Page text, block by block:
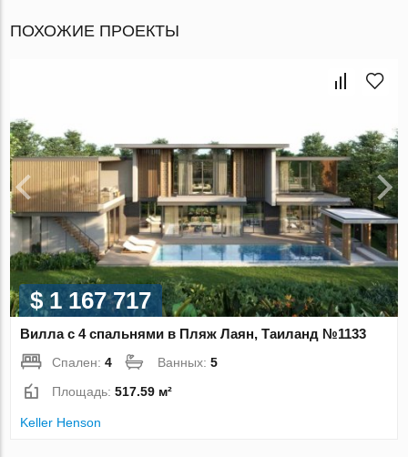
ПОХОЖИЕ ПРОЕКТЫ
$ 1 167 717
Вилла с 4 спальнями в Пляж Лаян, Таиланд №1133
Спален:4 Ванных:5
Площадь:517.59 м²
Keller Henson